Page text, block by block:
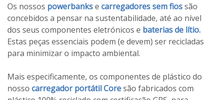
Os nossos powerbankse carregadores sem fiossão
concebidos a pensar na sustentabilidade, até ao nível
dos seus componentes eletrónicos e baterias de lítio.
Estas peças essenciais podem (e devem) ser recicladas
para minimizar o impacto ambiental.
Mais especificamente, os componentes de plástico do
nosso carregador portátil Coresão fabricados com